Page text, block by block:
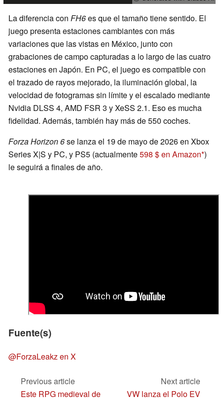
La diferencia con FH6es que el tamaño tiene sentido. El
juego presenta estaciones cambiantes con más
variaciones que las vistas en México, junto con
grabaciones de campo capturadas a lo largo de las cuatro
estaciones en Japón. En PC, el juego es compatible con
el trazado de rayos mejorado, la iluminación global, la
velocidad de fotogramas sin límite y el escalado mediante
Nvidia DLSS 4, AMD FSR 3 y XeSS 2.1. Eso es mucha
fidelidad. Además, también hay más de 550 coches.
Forza Horizon 6se lanza el 19 de mayo de 2026 en Xbox
Series X|S y PC, y PS5 (actualmente598 $ en Amazon )
le seguirá a finales de año.
Fuente(s)
@ForzaLeakz en X
Previous article
Este RPG medieval de
Next article
VW lanza el Polo EV